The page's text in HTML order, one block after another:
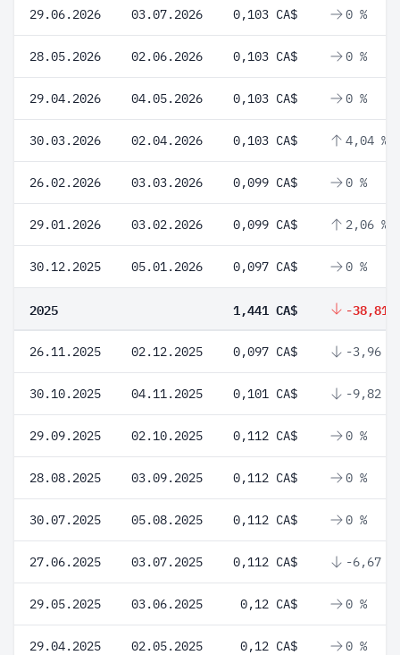
29.06.2026 03.07.2026 0,103 CA$ 0 %
28.05.2026 02.06.2026 0,103 CA$ 0 %
29.04.2026 04.05.2026 0,103 CA$ 0 %
30.03.2026 02.04.2026 0,103 CA$ 4,04 %
26.02.2026 03.03.2026 0,099 CA$ 0 %
29.01.2026 03.02.2026 0,099 CA$ 2,06 %
30.12.2025 05.01.2026 0,097 CA$ 0 %
2025 1,441 CA$ -38,81
26.11.2025 02.12.2025 0,097 CA$ -3,96 %
30.10.2025 04.11.2025 0,101 CA$ -9,82 %
29.09.2025 02.10.2025 0,112 CA$ 0 %
28.08.2025 03.09.2025 0,112 CA$ 0 %
30.07.2025 05.08.2025 0,112 CA$ 0 %
27.06.2025 03.07.2025 0,112 CA$ -6,67 %
29.05.2025 03.06.2025 0,12 CA$ 0 %
29.04.2025 02.05.2025 0,12 CA$ 0 %